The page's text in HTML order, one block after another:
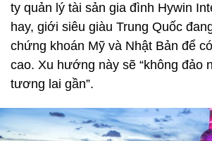
ty quản lý tài sản gia đình Hywin
hay, giới siêu giàu Trung Quốc
chứng khoán Mỹ và Nhật Bản để
cao. Xu hướng này sẽ “không đảo
tương lai gần”.